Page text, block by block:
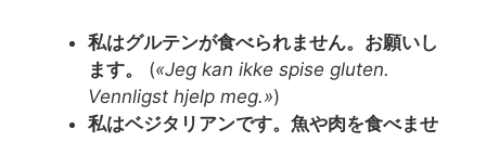
私はグルテンが食べられません。お願いし
ます。
(«Jeg kan ikke spise gluten.
Vennligst hjelp meg.»)
私はベジタリアンです。魚や肉を食べませ